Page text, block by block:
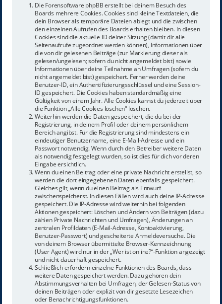
Die Forensoftware phpBB erstellt bei deinem Besuch des
Boards mehrere Cookies. Cookies sind kleine Textdateien, die
dein Browser als temporäre Dateien ablegt und die zwischen
den einzelnen Aufrufen des Boards erhalten bleiben. In diesen
Cookies sind die aktuelle ID deiner Sitzung (damit dir alle
Seitenaufrufe zugeordnet werden können), Informationen über
die von dir gelesenen Beiträge (zur Markierung dieser als
gelesen/ungelesen; sofern du nicht angemeldet bist) sowie
Informationen über deine Teilnahme an Umfragen (sofern du
nicht angemeldet bist) gespeichert. Ferner werden deine
Benutzer-ID, ein Authentifizierungsschlüssel und eine Session-
ID gespeichert. Die Cookies haben standardmäßig eine
Gültigkeit von einem Jahr. Alle Cookies kannst du jederzeit über
die Funktion „Alle Cookies löschen“ löschen.
Weiterhin werden die Daten gespeichert, die du bei der
Registrierung, in deinem Profil oder deinem persönlichem
Bereich angibst. Für die Registrierung sind mindestens ein
eindeutiger Benutzername, eine E-Mail-Adresse und ein
Passwort notwendig. Wenn durch den Betreiber weitere Daten
als notwendig festgelegt wurden, so ist dies für dich vor deren
Eingabe ersichtlich.
Wenn du einen Beitrag oder eine private Nachricht erstellst, so
werden die dort eingegebenen Daten ebenfalls gespeichert.
Gleiches gilt, wenn du einen Beitrag als Entwurf
zwischenspeicherst. In diesen Fällen wird auch deine IP-Adresse
gespeichert. Die IP-Adresse wird weiterhin bei folgenden
Aktionen gespeichert: Löschen und Ändern von Beiträgen (dazu
zählen Private Nachrichten und Umfragen), Änderungen an
zentralen Profildaten (E-Mail-Adresse, Kontoaktivierung,
Benutzer-Passwort) und gescheiterte Anmeldeversuche. Die
von deinem Browser übermittelte Browser-Kennzeichnung
(User Agent) wird nur in der „Wer ist online?“-Funktion angezeigt
und nicht dauerhaft gespeichert.
Schließlich erfordern einzelne Funktionen des Boards, dass
weitere Daten gespeichert werden. Dazu gehören dein
Abstimmungsverhalten bei Umfragen, der Gelesen-Status von
deinen Beiträgen oder explizit von dir gesetzte Lesezeichen
oder Benachrichtigungsfunktionen.